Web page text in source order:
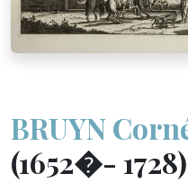
BRUYN
(1652�- 1728)